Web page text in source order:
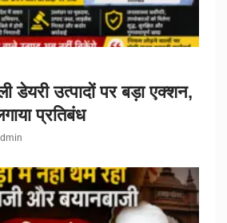
डेयरी उत्पादों पर बड़ा एक्शन,
प्रतिबंध